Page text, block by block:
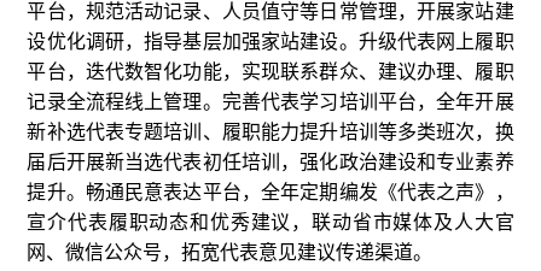
平台，规范活动记录、人员值守等日常管理，开展家站建
设优化调研，指导基层加强家站建设。升级代表网上履职
平台，迭代数智化功能，实现联系群众、建议办理、履职
记录全流程线上管理。完善代表学习培训平台，全年开展
新补选代表专题培训、履职能力提升培训等多类班次，换
届后开展新当选代表初任培训，强化政治建设和专业素养
提升。畅通民意表达平台，全年定期编发《代表之声》，
宣介代表履职动态和优秀建议，联动省市媒体及人大官
网、微信公众号，拓宽代表意见建议传递渠道。